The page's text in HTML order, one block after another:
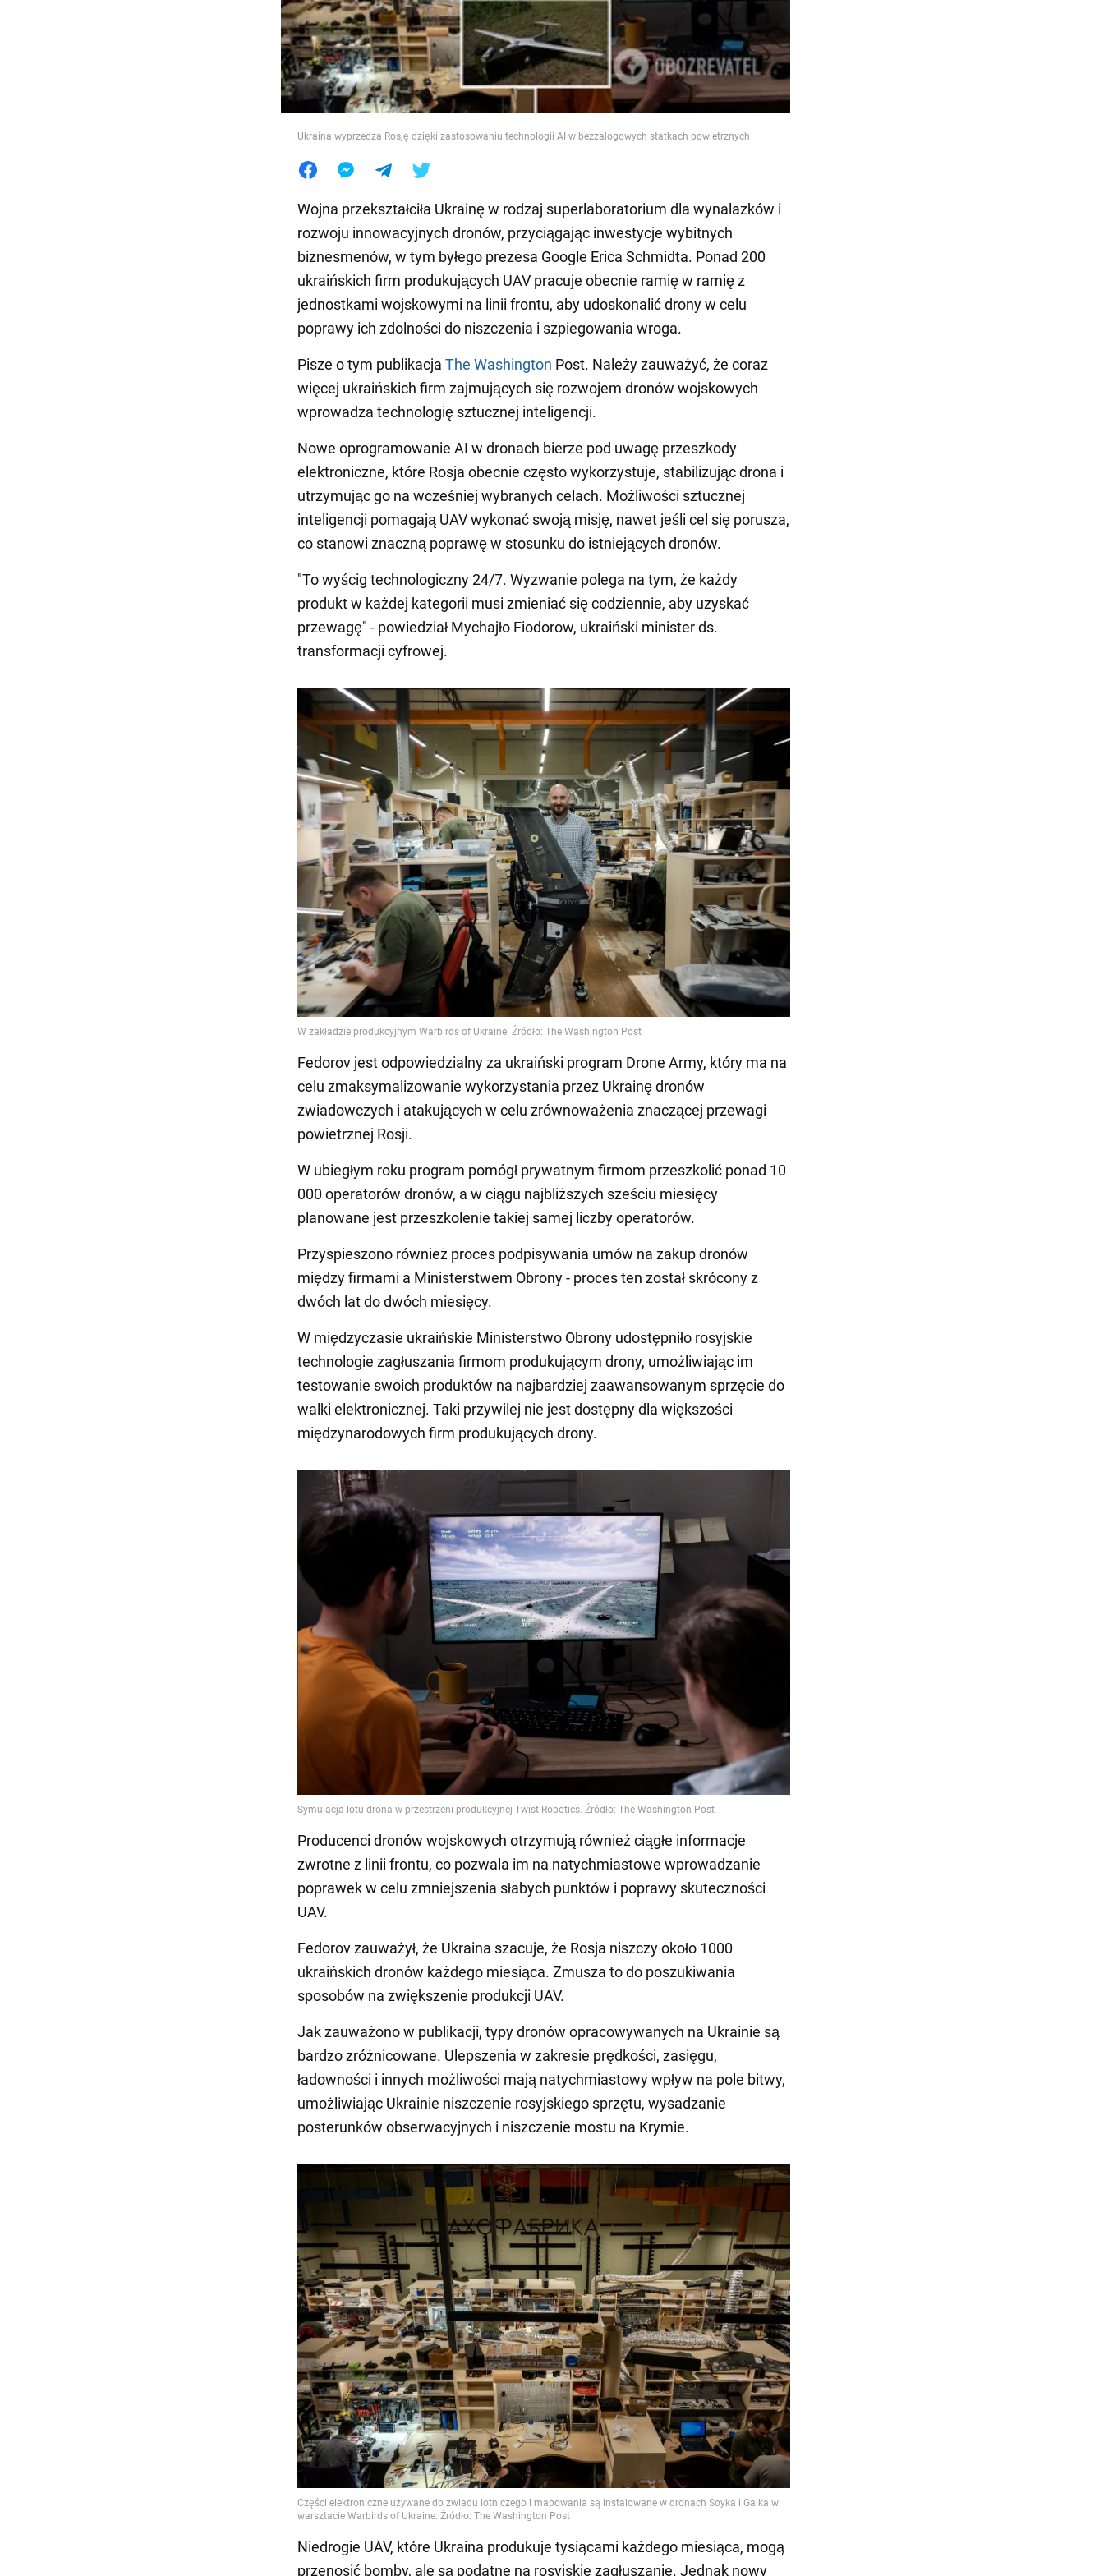
Jedzenie
Ukraina wyprzedza Rosję dzięki zastosowaniu technologii AI w bezzałogowych statkach powietrznych
Wojna przekształciła Ukrainę w rodzaj superlaboratorium dla wynalazków i
rozwoju innowacyjnych dronów, przyciągając inwestycje wybitnych
biznesmenów, w tym byłego prezesa Google Erica Schmidta. Ponad 200
ukraińskich firm produkujących UAV pracuje obecnie ramię w ramię z
jednostkami wojskowymi na linii frontu, aby udoskonalić drony w celu
poprawy ich zdolności do niszczenia i szpiegowania wroga.
Pisze o tym publikacja The Washington Post. Należy zauważyć, że coraz
więcej ukraińskich firm zajmujących się rozwojem dronów wojskowych
wprowadza technologię sztucznej inteligencji.
Nowe oprogramowanie AI w dronach bierze pod uwagę przeszkody
elektroniczne, które Rosja obecnie często wykorzystuje, stabilizując drona i
utrzymując go na wcześniej wybranych celach. Możliwości sztucznej
inteligencji pomagają UAV wykonać swoją misję, nawet jeśli cel się porusza,
co stanowi znaczną poprawę w stosunku do istniejących dronów.
"To wyścig technologiczny 24/7. Wyzwanie polega na tym, że każdy
produkt w każdej kategorii musi zmieniać się codziennie, aby uzyskać
przewagę" - powiedział Mychajło Fiodorow, ukraiński minister ds.
transformacji cyfrowej.
Fedorov jest odpowiedzialny za ukraiński program Drone Army, który ma na
celu zmaksymalizowanie wykorzystania przez Ukrainę dronów
zwiadowczych i atakujących w celu zrównoważenia znaczącej przewagi
powietrznej Rosji.
W ubiegłym roku program pomógł prywatnym firmom przeszkolić ponad 10
000 operatorów dronów, a w ciągu najbliższych sześciu miesięcy
planowane jest przeszkolenie takiej samej liczby operatorów.
Przyspieszono również proces podpisywania umów na zakup dronów
między firmami a Ministerstwem Obrony - proces ten został skrócony z
dwóch lat do dwóch miesięcy.
W międzyczasie ukraińskie Ministerstwo Obrony udostępniło rosyjskie
technologie zagłuszania firmom produkującym drony, umożliwiając im
testowanie swoich produktów na najbardziej zaawansowanym sprzęcie do
walki elektronicznej. Taki przywilej nie jest dostępny dla większości
międzynarodowych firm produkujących drony.
Producenci dronów wojskowych otrzymują również ciągłe informacje
zwrotne z linii frontu, co pozwala im na natychmiastowe wprowadzanie
poprawek w celu zmniejszenia słabych punktów i poprawy skuteczności
UAV.
Fedorov zauważył, że Ukraina szacuje, że Rosja niszczy około 1000
ukraińskich dronów każdego miesiąca. Zmusza to do poszukiwania
sposobów na zwiększenie produkcji UAV.
Jak zauważono w publikacji, typy dronów opracowywanych na Ukrainie są
bardzo zróżnicowane. Ulepszenia w zakresie prędkości, zasięgu,
ładowności i innych możliwości mają natychmiastowy wpływ na pole bitwy,
umożliwiając Ukrainie niszczenie rosyjskiego sprzętu, wysadzanie
posterunków obserwacyjnych i niszczenie mostu na Krymie.
Niedrogie UAV, które Ukraina produkuje tysiącami każdego miesiąca, mogą
przenosić bomby, ale są podatne na rosyjskie zagłuszanie. Jednak nowy